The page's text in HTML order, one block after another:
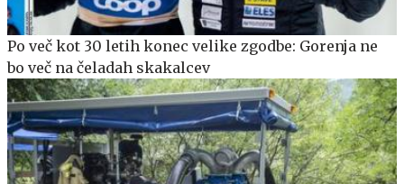
Po več kot 30 letih konec velike zgodbe: Gorenja ne
bo več na čeladah skakalcev